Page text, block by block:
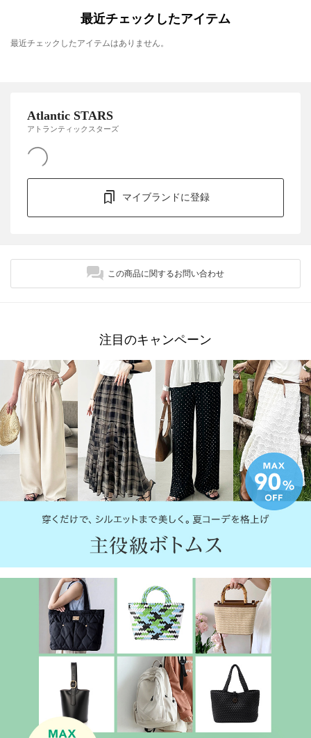
最近チェックしたアイテム
最近チェックしたアイテムはありません。
Atlantic STARS
アトランティックスターズ
マイブランドに登録
この商品に関するお問い合わせ
注目のキャンペーン